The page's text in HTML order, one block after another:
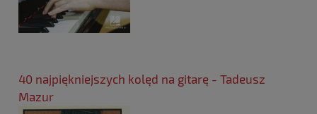
40 najpiękniejszych kolęd na gitarę - Tadeusz
Mazur